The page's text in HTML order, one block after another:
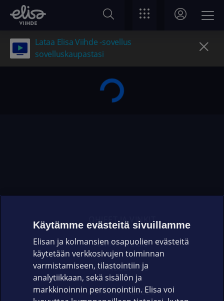
Lataa Elisa Viihde -sovellus
sovelluskaupastasi
OHJEET JA VINKIT
OMAYHTEISÖ
VIANSELVITYS
ASIAKASPALVELU
Käytämme evästeitä sivuillamme
Elisan ja kolmansien osapuolien evästeitä
käytetään verkkosivujen toiminnan
varmistamiseen, tilastointiin ja
analytiikkaan, sekä sisällön ja
markkinoinnin personointiin. Elisa voi